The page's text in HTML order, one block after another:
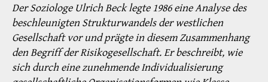
Der Soziologe Ulrich Beck legte 1986 eine Analyse des
beschleunigten Strukturwandels der westlichen
Gesellschaft vor und prägte in diesem Zusammenhang
den Begriff der Risikogesellschaft. Er beschreibt, wie
sich durch eine zunehmende Individualisierung